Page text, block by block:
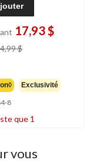
17,93 $
$
Exclusivité
8
que 1
vous